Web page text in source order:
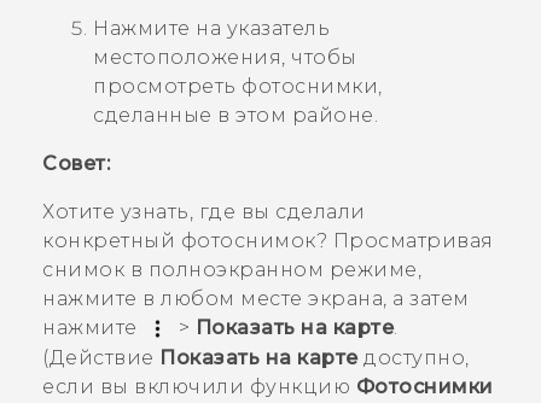
Нажмите на указатель
местоположения, чтобы
просмотреть фотоснимки,
сделанные в этом районе.
Совет:
Хотите узнать, где вы сделали
конкретный фотоснимок? Просматривая
снимок в полноэкранном режиме,
нажмите в любом месте экрана, а затем
нажмите
> Показать на карте.
(Действие Показать на картедоступно,
если вы включили функцию Фотоснимки